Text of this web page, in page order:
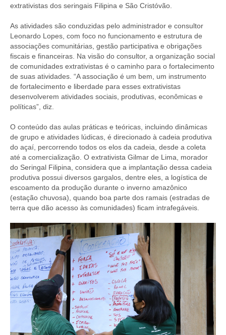
extrativistas dos seringais Filipina e São Cristóvão.
As atividades são conduzidas pelo administrador e consultor
Leonardo Lopes, com foco no funcionamento e estrutura de
associações comunitárias, gestão participativa e obrigações
fiscais e financeiras. Na visão do consultor, a organização social
de comunidades extrativistas é o caminho para o fortalecimento
de suas atividades. “A associação é um bem, um instrumento
de fortalecimento e liberdade para esses extrativistas
desenvolverem atividades sociais, produtivas, econômicas e
políticas”, diz.
O conteúdo das aulas práticas e teóricas, incluindo dinâmicas
de grupo e atividades lúdicas, é direcionado à cadeia produtiva
do açaí, percorrendo todos os elos da cadeia, desde a coleta
até a comercialização. O extrativista Gilmar de Lima, morador
do Seringal Filipina, considera que a implantação dessa cadeia
produtiva possui diversos gargalos, dentre eles, a logística de
escoamento da produção durante o inverno amazônico
(estação chuvosa), quando boa parte dos ramais (estradas de
terra que dão acesso às comunidades) ficam intrafegáveis.